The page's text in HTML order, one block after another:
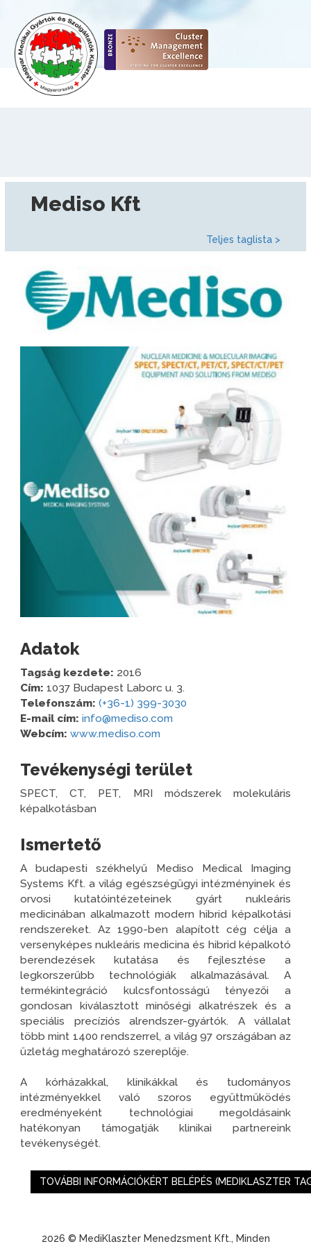
Mediso Kft
Teljes taglista >
Adatok
Tagság kezdete: 2016
Cím: 1037 Budapest Laborc u. 3.
Telefonszám: (+36-1) 399-3030
E-mail cím: info@mediso.com
Webcím: www.mediso.com
Tevékenységi terület
SPECT, CT, PET, MRI módszerek molekuláris
képalkotásban
Ismertető
A budapesti székhelyű Mediso Medical Imaging
Systems Kft. a világ egészségügyi intézményinek és
orvosi kutatóintézeteinek gyárt nukleáris
medicinában alkalmazott modern hibrid képalkotási
rendszereket. Az 1990-ben alapított cég célja a
versenyképes nukleáris medicina és hibrid képalkotó
berendezések kutatása és fejlesztése a
legkorszerűbb technológiák alkalmazásával. A
termékintegráció kulcsfontosságú tényezői a
gondosan kiválasztott minőségi alkatrészek és a
speciális precíziós alrendszer-gyártók. A vállalat
több mint 1400 rendszerrel, a világ 97 országában az
üzletág meghatározó szereplője.
A kórházakkal, klinikákkal és tudományos
intézményekkel való szoros együttműködés
eredményeként technológiai megoldásaink
hatékonyan támogatják klinikai partnereink
tevékenységét.
TOVÁBBI INFORMÁCIÓKÉRT BELÉPÉS (MEDIKLASZTER
2026 © MediKlaszter Menedzsment Kft., Minden